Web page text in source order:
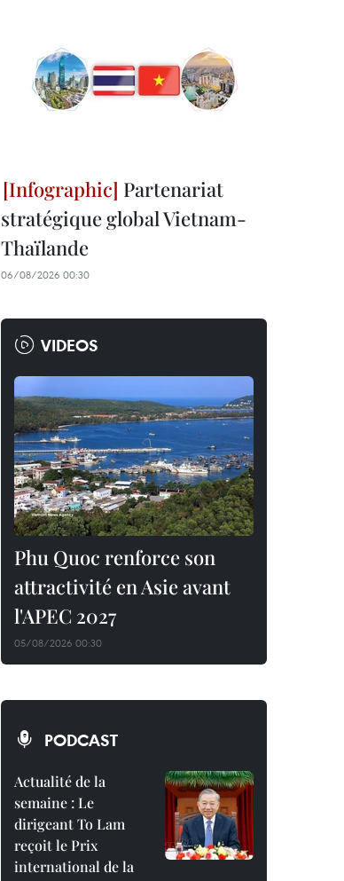
Partenariat
stratégique global Vietnam-
Thaïlande
06/08/2026 00:30
VIDEOS
Phu Quoc renforce son
attractivité en Asie avant
l'APEC 2027
05/08/2026 00:30
PODCAST
Actualité de la
semaine : Le
dirigeant To Lam
reçoit le Prix
international de la